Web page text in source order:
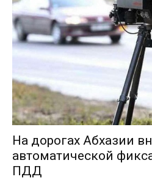
На дорогах Абхазии
автоматической
ПДД